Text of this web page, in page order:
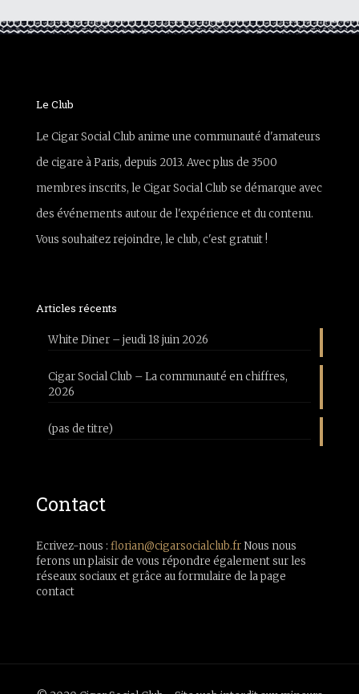
Le Club
Le Cigar Social Club anime une communauté d'amateurs
de cigare à Paris, depuis 2013. Avec plus de 3500
membres inscrits, le Cigar Social Club se démarque avec
des événements autour de l'expérience et du contenu.
Vous souhaitez rejoindre, le club, c'est gratuit !
Articles récents
White Diner – jeudi 18 juin 2026
Cigar Social Club – La communauté en chiffres,
2026
(pas de titre)
Contact
Ecrivez-nous : florian@cigarsocialclub.frNous nous
ferons un plaisir de vous répondre également sur les
réseaux sociaux et grâce au formulaire de la page
contact